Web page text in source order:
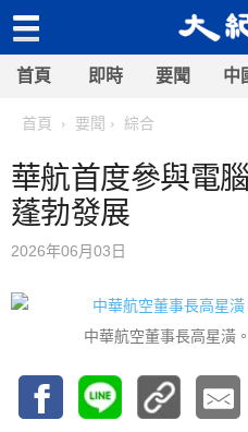
首頁 即時 要聞 中
首頁 要聞 綜合
華航首度參與電
蓬勃發展
2026年06月03日
中華航空董事長高星潢